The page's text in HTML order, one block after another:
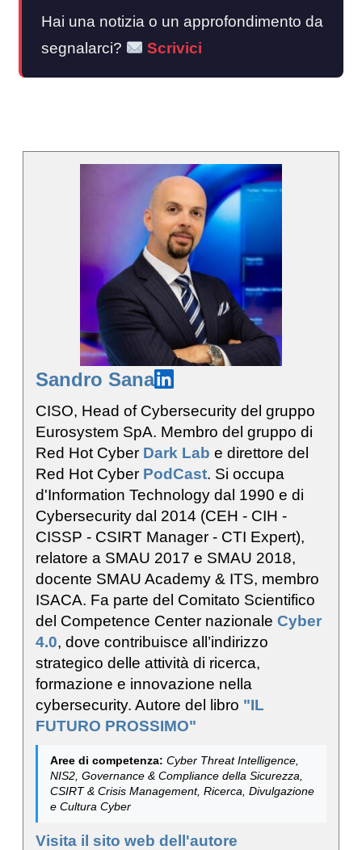
Hai una notizia o un approfondimento da
segnalarci?
Scrivici
Sandro Sana
CISO, Head of Cybersecurity del gruppo
Eurosystem SpA. Membro del gruppo di
Red Hot Cyber Dark Lab e direttore del
Red Hot Cyber PodCast. Si occupa
d'Information Technology dal 1990 e di
Cybersecurity dal 2014 (CEH - CIH -
CISSP - CSIRT Manager - CTI Expert),
relatore a SMAU 2017 e SMAU 2018,
docente SMAU Academy & ITS, membro
ISACA. Fa parte del Comitato Scientifico
del Competence Center nazionale Cyber
4.0, dove contribuisce all’indirizzo
strategico delle attività di ricerca,
formazione e innovazione nella
cybersecurity. Autore del libro "IL
FUTURO PROSSIMO"
Aree di competenza: Cyber Threat Intelligence,
NIS2, Governance & Compliance della Sicurezza,
CSIRT & Crisis Management, Ricerca, Divulgazione
e Cultura Cyber
Visita il sito web dell'autore